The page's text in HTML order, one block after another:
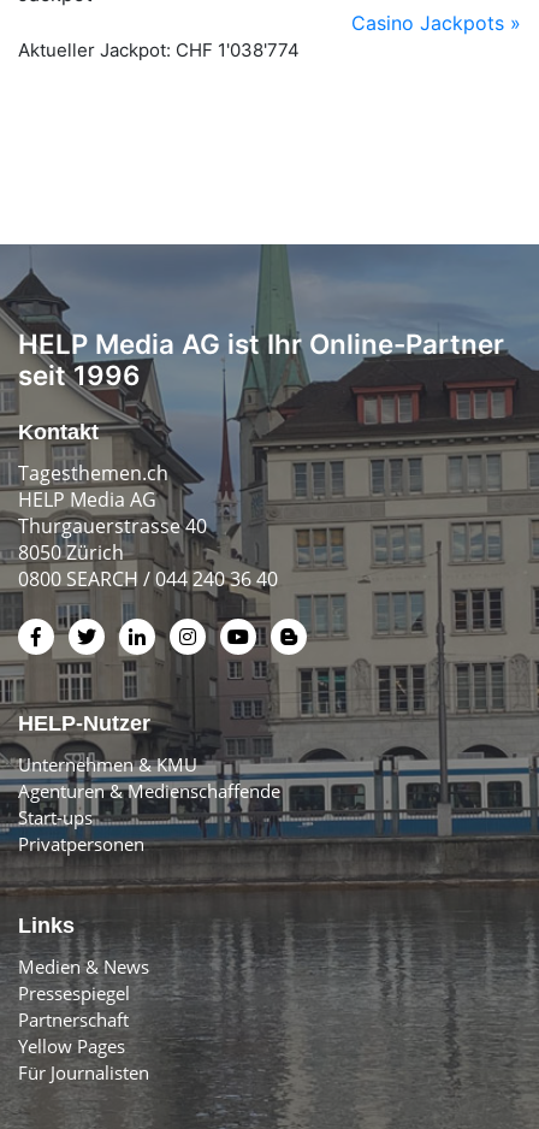
HELP Media AG ist Ihr Online-Partner
seit 1996
Kontakt
Tagesthemen.ch
HELP Media AG
Thurgauerstrasse 40
8050 Zürich
0800 SEARCH / 044 240 36 40
HELP-Nutzer
Unternehmen & KMU
Agenturen & Medienschaffende
Start-ups
Privatpersonen
Links
Medien & News
Pressespiegel
Partnerschaft
Yellow Pages
Für Journalisten